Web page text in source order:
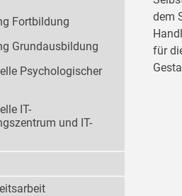
dem
für
Fortbildung
Grundausbildung
Psychologischer
IT-
und IT-